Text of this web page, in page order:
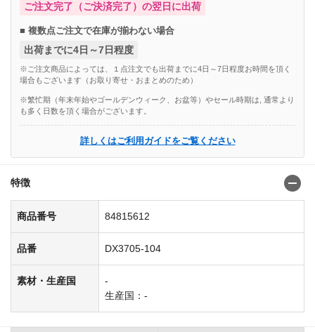
ご注文完了（ご決済完了）の翌日に出荷
■ 複数点ご注文で在庫が揃わない場合
出荷までに4日～7日程度
※ご注文商品によっては、１点注文でも出荷までに4日～7日程度お時間を頂く
場合もございます（お取り寄せ・おまとめのため）
※繁忙期（年末年始やゴールデンウィーク、お盆等）やセール時期は, 通常より
も多く日数を頂く場合がございます。
詳しくはご利用ガイドをご覧ください
特徴
商品番号 84815612
品番 DX3705-104
素材・生産国
-
生産国：-